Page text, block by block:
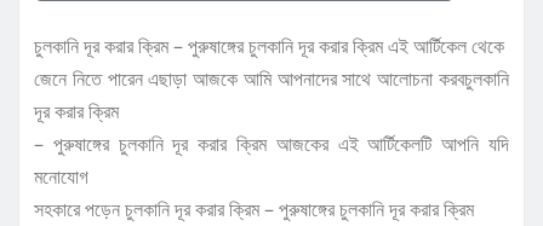
চুলকানি দূর করার ক্রিম – পুরুষাঙ্গের চুলকানি দূর করার ক্রিম এই আর্টিকেল থেকে
জেনে নিতে পারেন এছাড়া আজকে আমি আপনাদের সাথে আলোচনা করবচুলকানি
দূর করার ক্রিম
– পুরুষাঙ্গের চুলকানি দূর করার ক্রিম আজকের এই আর্টিকেলটি আপনি যদি
মনোযোগ
সহকারে পড়েন চুলকানি দূর করার ক্রিম – পুরুষাঙ্গের চুলকানি দূর করার ক্রিম